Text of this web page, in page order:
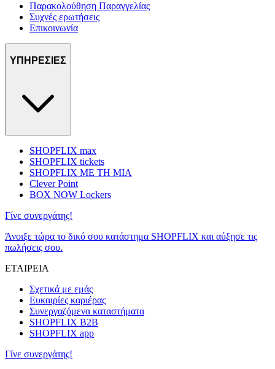
Παρακολούθηση Παραγγελίας
Συχνές ερωτήσεις
Επικοινωνία
ΥΠΗΡΕΣΙΕΣ
SHOPFLIX max
SHOPFLIX tickets
SHOPFLIX ΜΕ ΤΗ ΜΙΑ
Clever Point
BOX NOW Lockers
Γίνε συνεργάτης!
Άνοιξε τώρα το δικό σου κατάστημα SHOPFLIX και αύξησε τις
πωλήσεις σου.
ΕΤΑΙΡΕΙΑ
Σχετικά με εμάς
Ευκαιρίες καριέρας
Συνεργαζόμενα καταστήματα
SHOPFLIX B2B
SHOPFLIX app
Γίνε συνεργάτης!